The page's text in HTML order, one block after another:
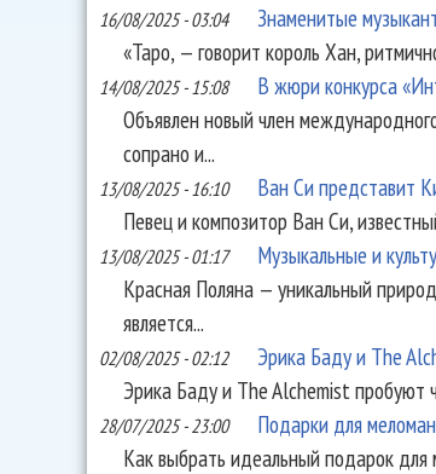
16/08/2025 - 03:04
Знаменитые
«Таро, — говорит король Хан,
14/08/2025 - 15:08
В жюри конкурса
Объявлен новый член
сопрано и...
13/08/2025 - 16:10
Ван Си представит
Певец и композитор Ван Си,
13/08/2025 - 01:17
Музыкальные и
Красная Поляна — уникальный
является...
02/08/2025 - 02:12
Эрика Баду и The
Эрика Баду и The Alchemist пробуют
28/07/2025 - 23:00
Подарки для
Как выбрать идеальный подарок